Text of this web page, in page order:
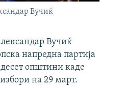
Вучиќ
Вучиќ
напредна партија
општини каде
на 29 март.